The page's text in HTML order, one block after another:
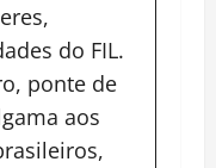
do FIL.
ponte de
aos